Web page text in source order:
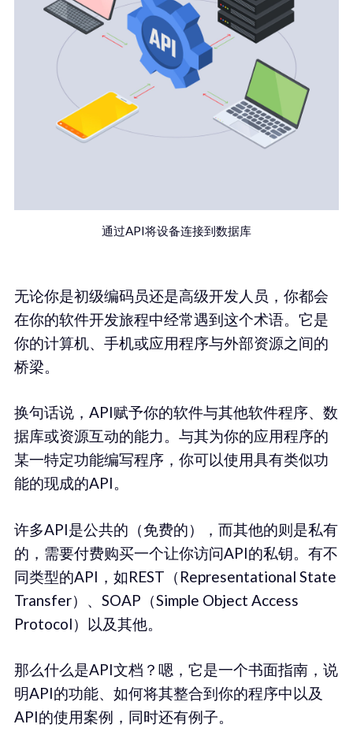
通过API将设备连接到数据库
无论你是初级编码员还是高级开发人员，你都会
在你的软件开发旅程中经常遇到这个术语。它是
你的计算机、手机或应用程序与外部资源之间的
桥梁。
换句话说，API赋予你的软件与其他软件程序、数
据库或资源互动的能力。与其为你的应用程序的
某一特定功能编写程序，你可以使用具有类似功
能的现成的API。
许多API是公共的（免费的），而其他的则是私有
的，需要付费购买一个让你访问API的私钥。有不
同类型的API，如REST（Representational State
Transfer）、SOAP（Simple Object Access
Protocol）以及其他。
那么什么是API文档？嗯，它是一个书面指南，说
明API的功能、如何将其整合到你的程序中以及
API的使用案例，同时还有例子。